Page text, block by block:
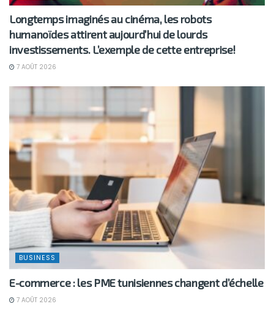
Longtemps imaginés au cinéma, les robots
humanoïdes attirent aujourd’hui de lourds
investissements. L’exemple de cette entreprise!
7 AOÛT 2026
BUSINESS
E-commerce : les PME tunisiennes changent d’échelle
7 AOÛT 2026